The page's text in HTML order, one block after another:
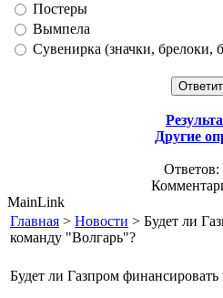
Постеры
Вымпела
Сувенирка (значки, брелоки,
Другие
Ответов:
MainLink
Главная > Новости > Будет ли
команду "Волгарь"?
Будет ли Газпром